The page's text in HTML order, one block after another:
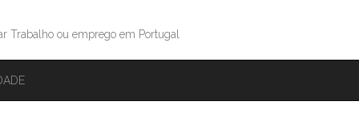
Trabalho ou emprego em Portugal